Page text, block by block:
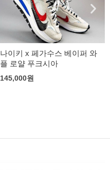
나이키 x 페가수스 베이퍼 와
플 로얄 푸크시아
145,000원